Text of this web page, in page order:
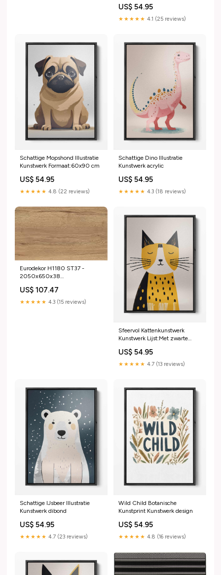
US$ 54.95
★★★★★ 4.1 (25 reviews)
Schattige Mopshond Illustratie
Kunstwerk Formaat:60x90 cm
US$ 54.95
★★★★★ 4.8 (22 reviews)
Schattige Dino Illustratie
Kunstwerk acrylic
US$ 54.95
★★★★★ 4.3 (18 reviews)
Eurodekor H1180 ST37 -
2050x650x38
US$ 107.47
★★★★★ 4.3 (15 reviews)
Sfeervol Kattenkunstwerk
Kunstwerk Lijst:Met zwarte
US$ 54.95
★★★★★ 4.7 (13 reviews)
Schattige IJsbeer Illustratie
Kunstwerk dibond
US$ 54.95
★★★★★ 4.7 (23 reviews)
Wild Child Botanische
Kunstprint Kunstwerk design
US$ 54.95
★★★★★ 4.8 (16 reviews)